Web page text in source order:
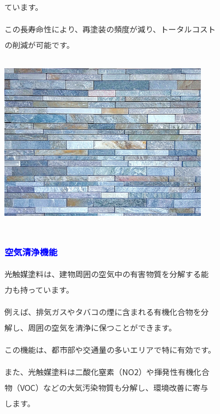
ています。
この長寿命性により、再塗装の頻度が減り、トータルコスト
の削減が可能です。
空気清浄機能
光触媒塗料は、建物周囲の空気中の有害物質を分解する能
力も持っています。
例えば、排気ガスやタバコの煙に含まれる有機化合物を分
解し、周囲の空気を清浄に保つことができます。
この機能は、都市部や交通量の多いエリアで特に有効です。
また、光触媒塗料は二酸化窒素（NO2）や揮発性有機化合
物（VOC）などの大気汚染物質も分解し、環境改善に寄与
します。